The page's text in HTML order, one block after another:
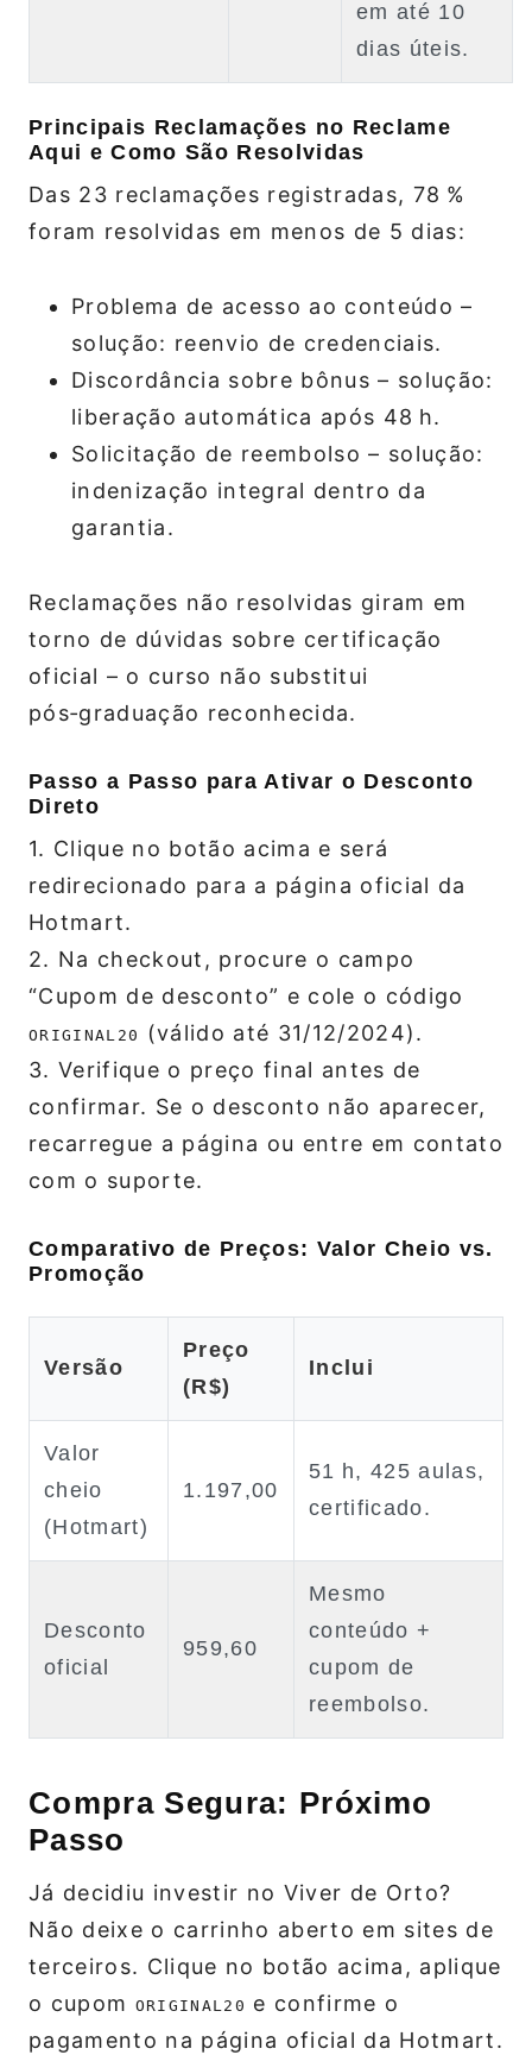
em até 10
dias úteis.
Principais Reclamações no Reclame
Aqui e Como São Resolvidas
Das 23 reclamações registradas, 78 %
foram resolvidas em menos de 5 dias:
Problema de acesso ao conteúdo –
solução: reenvio de credenciais.
Discordância sobre bônus – solução:
liberação automática após 48 h.
Solicitação de reembolso – solução:
indenização integral dentro da
garantia.
Reclamações não resolvidas giram em
torno de dúvidas sobre certificação
oficial – o curso não substitui
pós‑graduação reconhecida.
Passo a Passo para Ativar o Desconto
Direto
1. Clique no botão acima e será
redirecionado para a página oficial da
Hotmart.
2. Na checkout, procure o campo
“Cupom de desconto” e cole o código
ORIGINAL20
(válido até 31/12/2024).
3. Verifique o preço final antes de
confirmar. Se o desconto não aparecer,
recarregue a página ou entre em contato
com o suporte.
Comparativo de Preços: Valor Cheio vs.
Promoção
Versão
Preço
(R$)
Inclui
Valor
cheio
(Hotmart)
1.197,00
51 h, 425 aulas,
certificado.
Desconto
oficial
959,60
Mesmo
conteúdo +
cupom de
reembolso.
Compra Segura: Próximo
Passo
Já decidiu investir no Viver de Orto?
Não deixe o carrinho aberto em sites de
terceiros. Clique no botão acima, aplique
o cupom ORIGINAL20 e confirme o
pagamento na página oficial da Hotmart.